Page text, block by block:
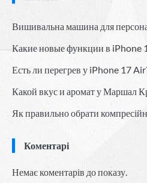
Вишивальна машина для
Какие новые функции в iPhone
Есть ли перегрев у iPhone 17
Какой вкус и аромат у Маршал
Як правильно обрати
Коментарі
Немає коментарів до показу.